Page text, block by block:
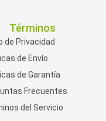
Términos
de Privacidad
de Envío
de Garantía
Frecuentes
del Servicio